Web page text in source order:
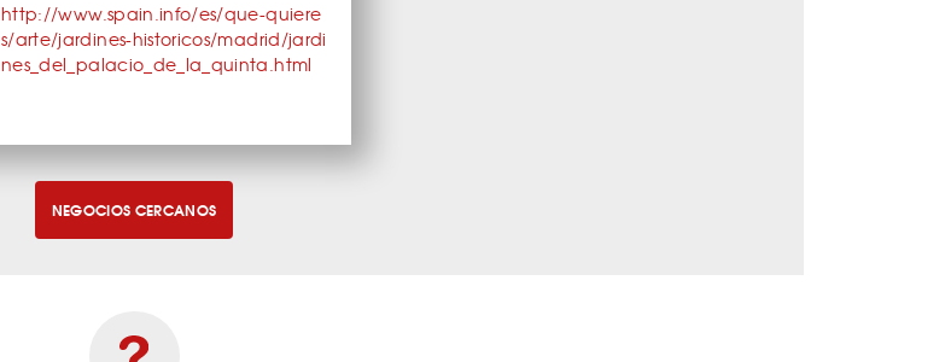
http://www.spain.info/es/que-quiere
s/arte/jardines-historicos/madrid/jardi
nes_del_palacio_de_la_quinta.html
NEGOCIOS CERCANOS